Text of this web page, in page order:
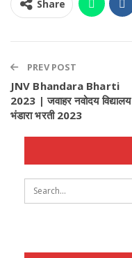
Share
PREV POST
JNV Bhandara Bharti
2023 | जवाहर नवोदय विद्यालय
भंडारा भरती 2023